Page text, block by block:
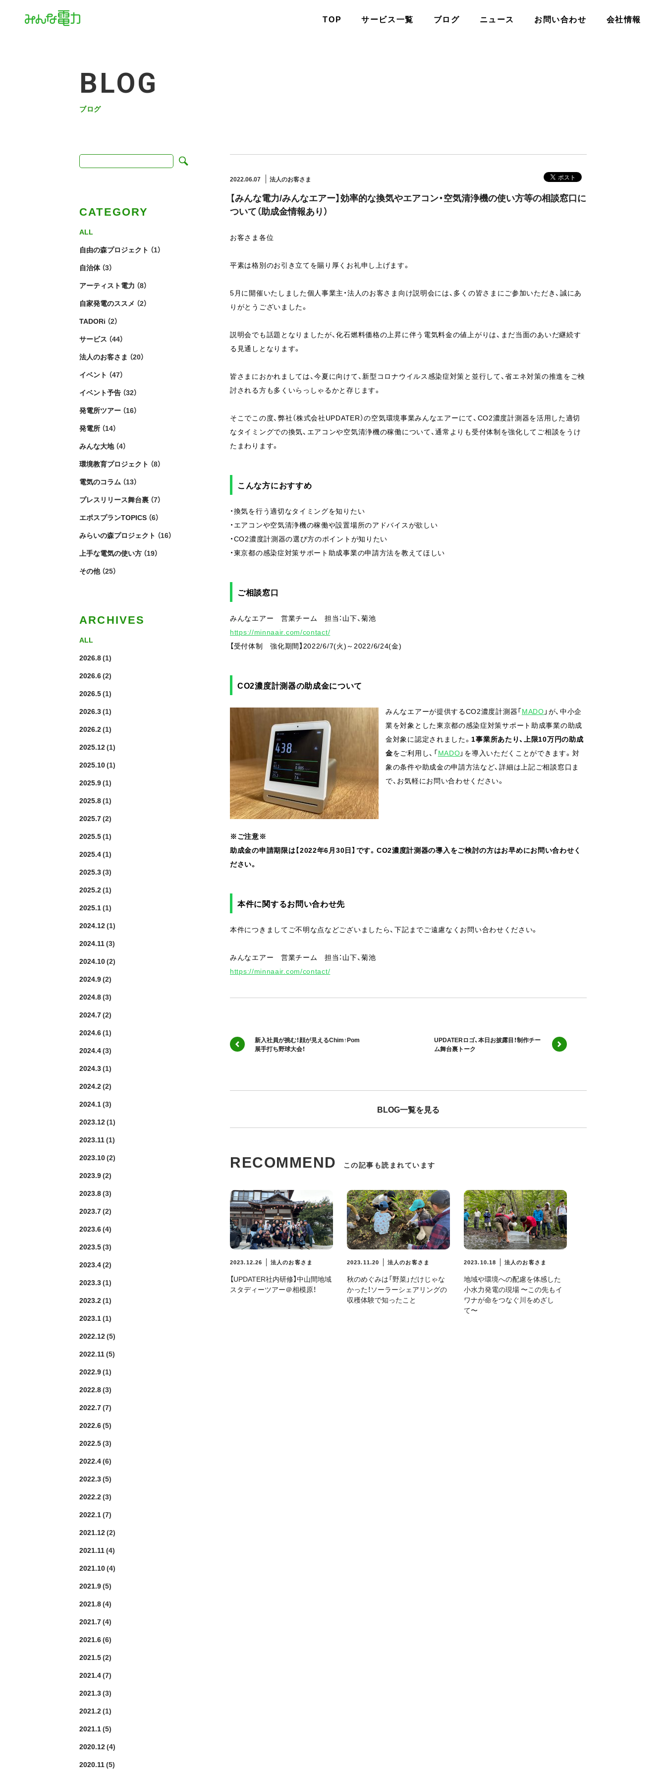
TOP サービス一覧 ブログ ニュース お問い合わせ 会社情報
BLOG
ブログ
2022.06.07 法人のお客さま
【みんな電力/みんなエアー】効率的な換気やエアコン・空気清浄機の使い方等の相談窓口に
ついて（助成金情報あり）
お客さま各位
平素は格別のお引き立てを賜り厚くお礼申し上げます。
5月に開催いたしました個人事業主・法人のお客さま向け説明会には、多くの皆さまにご参加いただき、誠にあ
りがとうございました。
説明会でも話題となりましたが、化石燃料価格の上昇に伴う電気料金の値上がりは、まだ当面のあいだ継続す
る見通しとなります。
皆さまにおかれましては、今夏に向けて、新型コロナウイルス感染症対策と並行して、省エネ対策の推進をご検
討される方も多くいらっしゃるかと存じます。
そこでこの度、弊社（株式会社UPDATER）の空気環境事業みんなエアーにて、CO2濃度計測器を活用した適切
なタイミングでの換気、エアコンや空気清浄機の稼働について、通常よりも受付体制を強化してご相談をうけ
たまわります。
こんな方におすすめ
・換気を行う適切なタイミングを知りたい
・エアコンや空気清浄機の稼働や設置場所のアドバイスが欲しい
・CO2濃度計測器の選び方のポイントが知りたい
・東京都の感染症対策サポート助成事業の申請方法を教えてほしい
ご相談窓口
みんなエアー 営業チーム 担当：山下、菊池
https://minnaair.com/contact/
【受付体制 強化期間】2022/6/7(火)～2022/6/24(金)
CO2濃度計測器の助成金について
みんなエアーが提供するCO2濃度計測器「MADO 」が、中小企
業を対象とした東京都の感染症対策サポート助成事業の助成
金対象に認定されました。1事業所あたり、上限10万円の助成
金をご利用し、「MADO」を導入いただくことができます。対
象の条件や助成金の申請方法など、詳細は上記ご相談窓口ま
で、お気軽にお問い合わせください。
※ご注意※
助成金の申請期限は【2022年6月30日】です。CO2濃度計測器の導入をご検討の方はお早めにお問い合わせく
ださい。
本件に関するお問い合わせ先
本件につきましてご不明な点などございましたら、下記までご遠慮なくお問い合わせください。
みんなエアー 営業チーム 担当：山下、菊池
https://minnaair.com/contact/
新入社員が挑む！顔が見えるChim↑Pom
展手打ち野球大会！
UPDATERロゴ、本日お披露目！制作チー
ム舞台裏トーク
BLOG一覧を見る
RECOMMEND この記事も読まれています
2023.12.26 法人のお客さま
【UPDATER社内研修】中山間地域
スタディーツアー＠相模原！
2023.11.20 法人のお客さま
秋のめぐみは「野菜」だけじゃな
かった！ソーラーシェアリングの
収穫体験で知ったこと
2023.10.18 法人のお客さま
地域や環境への配慮を体感した
小水力発電の現場 〜この先もイ
ワナが命をつなぐ川をめざし
て〜
CATEGORY
ALL
自由の森プロジェクト （1）
自治体（3）
アーティスト電力 （8）
自家発電のススメ （2）
TADORi （2）
サービス （44）
法人のお客さま （20）
イベント （47）
イベント予告 （32）
発電所ツアー （16）
発電所 （14）
みんな大地（4）
環境教育プロジェクト （8）
電気のコラム （13）
プレスリリース舞台裏 （7）
エポスプランTOPICS （6）
みらいの森プロジェクト （16）
上手な電気の使い方 （19）
その他（25）
ARCHIVES
ALL
2026.8(1)
2026.6(2)
2026.5(1)
2026.3(1)
2026.2(1)
2025.12(1)
2025.10(1)
2025.9(1)
2025.8(1)
2025.7(2)
2025.5(1)
2025.4(1)
2025.3(3)
2025.2(1)
2025.1(1)
2024.12(1)
2024.11(3)
2024.10(2)
2024.9(2)
2024.8(3)
2024.7(2)
2024.6(1)
2024.4(3)
2024.3(1)
2024.2(2)
2024.1(3)
2023.12(1)
2023.11(1)
2023.10(2)
2023.9(2)
2023.8(3)
2023.7(2)
2023.6(4)
2023.5(3)
2023.4(2)
2023.3(1)
2023.2(1)
2023.1(1)
2022.12(5)
2022.11(5)
2022.9(1)
2022.8(3)
2022.7(7)
2022.6(5)
2022.5(3)
2022.4(6)
2022.3(5)
2022.2(3)
2022.1(7)
2021.12(2)
2021.11(4)
2021.10(4)
2021.9(5)
2021.8(4)
2021.7(4)
2021.6(6)
2021.5(2)
2021.4(7)
2021.3(3)
2021.2(1)
2021.1(5)
2020.12(4)
2020.11(5)